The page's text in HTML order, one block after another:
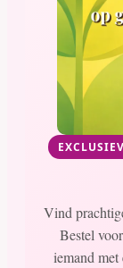
Vind
Bestel
iemand